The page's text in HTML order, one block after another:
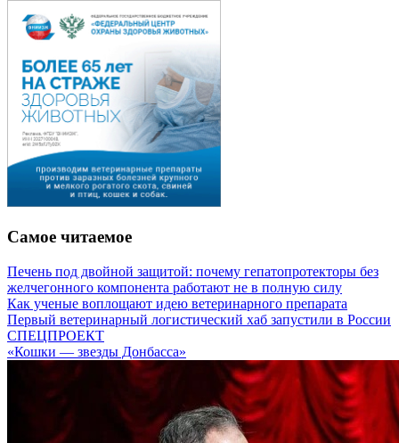
Самое читаемое
Печень под двойной защитой: почему гепатопротекторы без
желчегонного компонента работают не в полную силу
Как ученые воплощают идею ветеринарного препарата
Первый ветеринарный логистический хаб запустили в России
СПЕЦПРОЕКТ
«Кошки — звезды Донбасса»